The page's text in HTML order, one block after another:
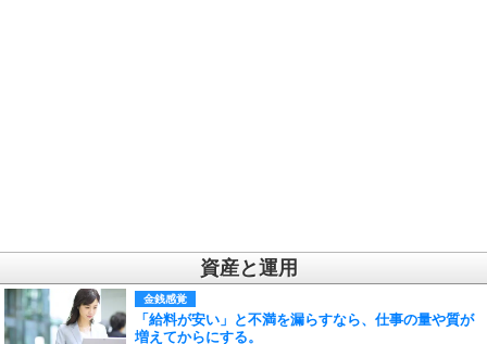
資産と運用
金銭感覚
「給料が安い」と不満を漏らすなら、仕事の量や質が
増えてからにする。